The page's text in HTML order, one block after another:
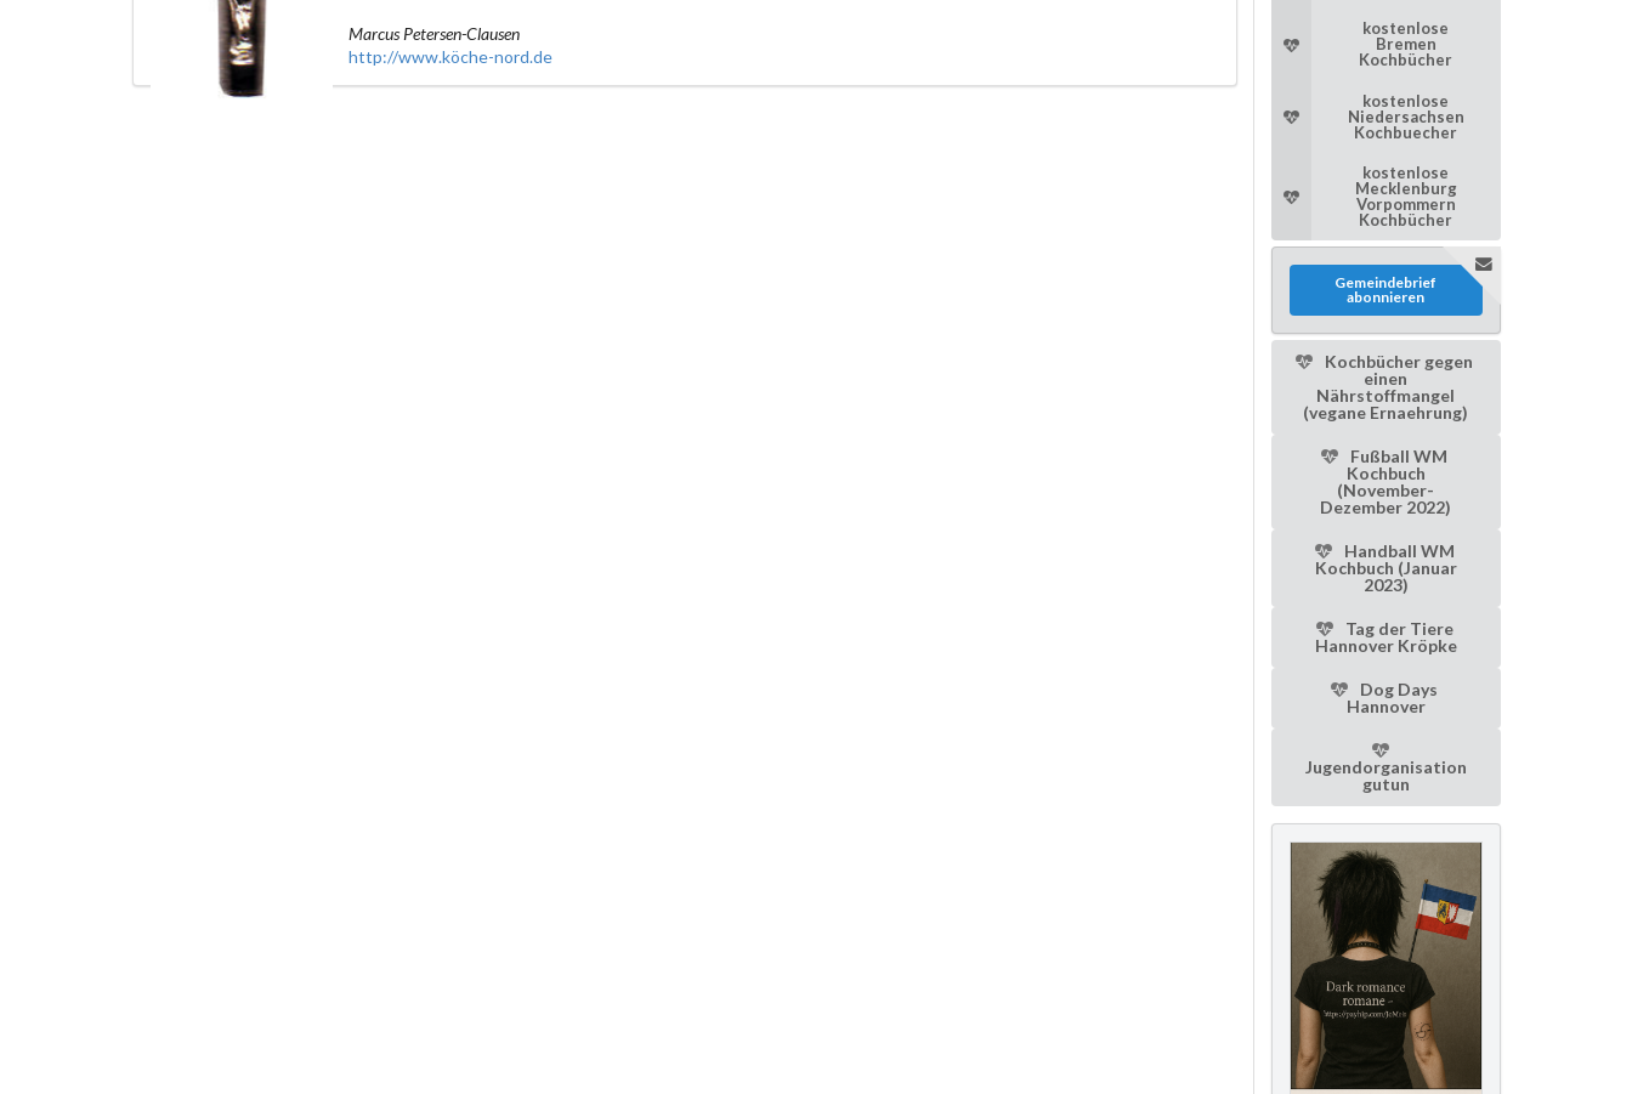
Marcus Petersen-Clausen
http://www.köche-nord.de
kostenlose
Bremen
Kochbücher
kostenlose
Niedersachsen
Kochbuecher
kostenlose
Mecklenburg
Vorpommern
Kochbücher
Gemeindebrief
abonnieren
Kochbücher gegen
einen
Nährstoffmangel
(vegane Ernaehrung)
Fußball WM
Kochbuch
(November-
Dezember 2022)
Handball WM
Kochbuch (Januar
2023)
Tag der Tiere
Hannover Kröpke
Dog Days
Hannover
Jugendorganisation
gutun